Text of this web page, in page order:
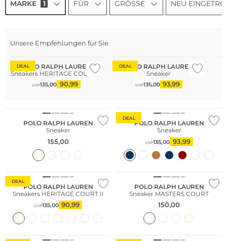
MARKE 1 FÜR GRÖSSE NEU
Unsere Empfehlungen für Sie
DEALPOLO RALPH LAUREN
Sneakers HERITAGE COURT II
UVP135,00 90,99
DEALPOLO RALPH LAUREN
Sneaker
UVP135,00 93,99
POLO RALPH LAUREN
Sneaker
155,00
DEAL
POLO RALPH LAUREN
Sneaker
UVP135,00 93,99
DEAL
POLO RALPH LAUREN
Sneakers HERITAGE COURT II
UVP135,00 90,99
POLO RALPH LAUREN
Sneaker MASTERS COURT
150,00